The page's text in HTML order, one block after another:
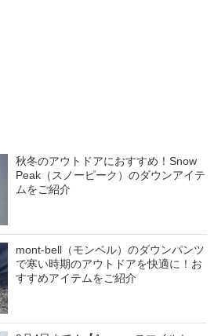
秋冬のアウトドアにおすすめ！Snow
Peak（スノーピーク）のダウンアイテ
ムをご紹介
mont-bell（モンベル）のダウンパンツ
で寒い時期のアウトドアを快適に！お
すすめアイテムをご紹介